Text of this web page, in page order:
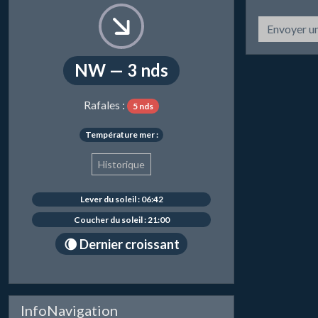
NW — 3 nds
Rafales : 5 nds
Température mer :
Historique
Lever du soleil : 06:42
Coucher du soleil : 21:00
🌘 Dernier croissant
InfoNavigation
Envoyer